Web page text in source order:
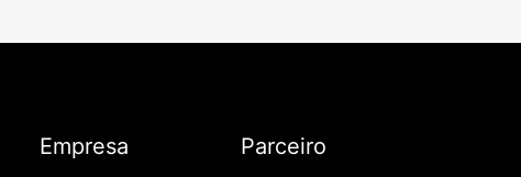
Empresa Parceiro